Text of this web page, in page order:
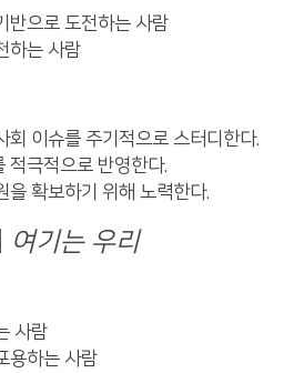
반으로 도전하는 사람
하는 사람
회 이슈를 주기적으로 스터디한다.
적극적으로 반영한다.
을 확보하기 위해 노력한다.
여기는 우리
사람
용하는 사람